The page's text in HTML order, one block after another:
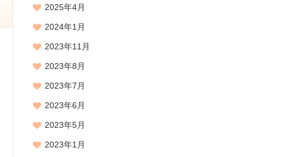
2025年4月
2024年1月
2023年11月
2023年8月
2023年7月
2023年6月
2023年5月
2023年1月